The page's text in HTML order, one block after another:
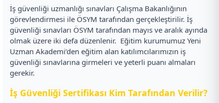
İş güvenliği uzmanlığı sınavları Çalışma Bakanlığının
görevlendirmesi ile ÖSYM tarafından gerçekleştirilir. İş
güvenliği sınavları ÖSYM tarafından mayıs ve aralık ayında
olmak üzere iki defa düzenlenir. Eğitim kurumumuz Yeni
Uzman Akademi’den eğitim alan katılımcılarımızın iş
güvenliği sınavlarına girmeleri ve yeterli puanı almaları
gerekir.
İş Güvenliği Sertifikası Kim Tarafından Verilir?